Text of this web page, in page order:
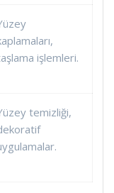
işlemleri.
temizliği,